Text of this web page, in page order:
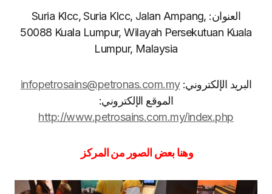
العنوان: Suria Klcc, Suria Klcc, Jalan Ampang,
50088 Kuala Lumpur, Wilayah Persekutuan Kuala
Lumpur, Malaysia
البريد الإلكتروني:infopetrosains@petronas.com.my
الموقع الإلكتروني:
http://www.petrosains.com.my/index.php
وهنا بعض الصور من المركز